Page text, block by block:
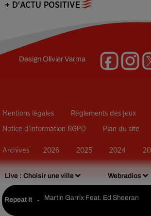
Live : Choisir une ville Webradios
Repeat It - Martin Garrix Feat. Ed Sheeran
+ D'ACTU POSITIVE
DesignOlivier Varma
Mentions légales Règlements des jeux
Notice d’information RGPD Plan du site
Archives 2026 2025 2024